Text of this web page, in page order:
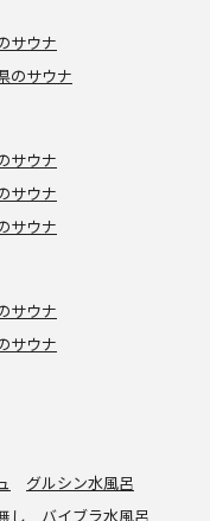
サウナ
のサウナ
サウナ
サウナ
サウナ
サウナ
サウナ
グルシン水風呂
し
バイブラ水風呂